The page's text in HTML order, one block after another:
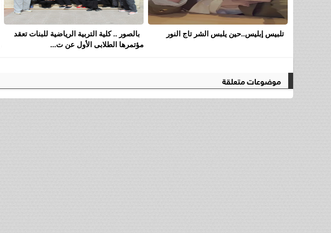
تلبيس إبليس..حين يلبس الشر تاج النور
بالصور .. كلية التربية الرياضية للبنات تعقد
مؤتمرها الطلابى الأول عن ت...
موضوعات متعلقة